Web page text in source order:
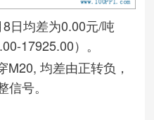
日均差为0.00元/吨
17925.00）。
均差由正转负，
号。